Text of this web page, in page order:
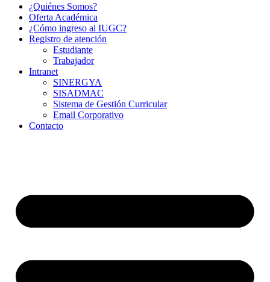
¿Quiénes Somos?
Oferta Académica
¿Cómo ingreso al IUGC?
Registro de atención
Estudiante
Trabajador
Intranet
SINERGYA
SISADMAC
Sistema de Gestión Curricular
Email Corporativo
Contacto